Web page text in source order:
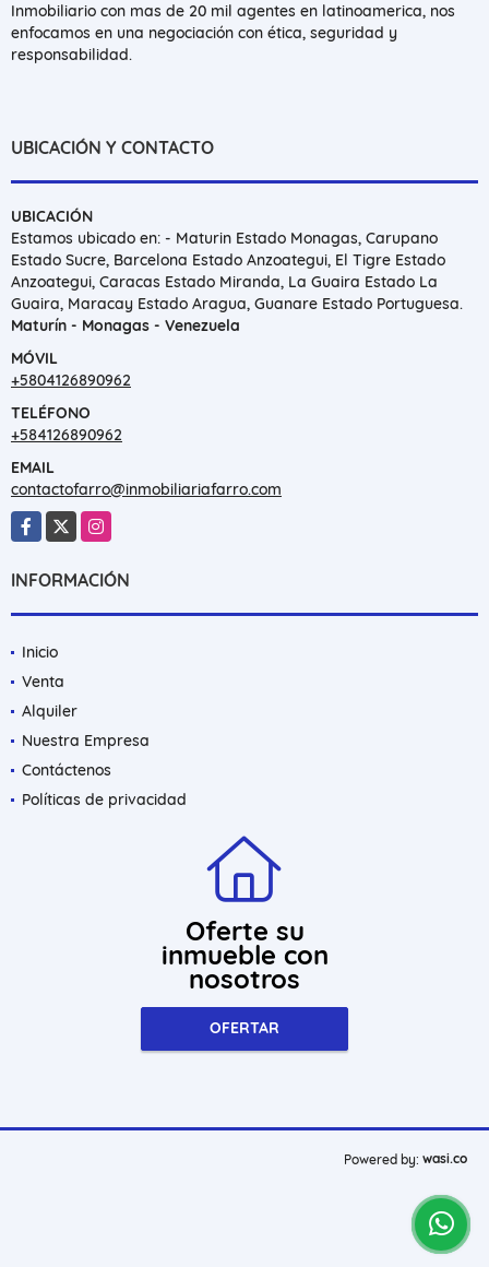
Inmobiliario con mas de 20 mil agentes en latinoamerica, nos
enfocamos en una negociación con ética, seguridad y
responsabilidad.
UBICACIÓN Y CONTACTO
UBICACIÓN
Estamos ubicado en: - Maturin Estado Monagas, Carupano
Estado Sucre, Barcelona Estado Anzoategui, El Tigre Estado
Anzoategui, Caracas Estado Miranda, La Guaira Estado La
Guaira, Maracay Estado Aragua, Guanare Estado Portuguesa.
Maturín - Monagas - Venezuela
MÓVIL
+5804126890962
TELÉFONO
+584126890962
EMAIL
contactofarro@inmobiliariafarro.com
Facebook
X Instagram
INFORMACIÓN
Inicio
Venta
Alquiler
Nuestra Empresa
Contáctenos
Políticas de privacidad
Oferte su
inmueble con
nosotros
OFERTAR
Powered by: wasi.co